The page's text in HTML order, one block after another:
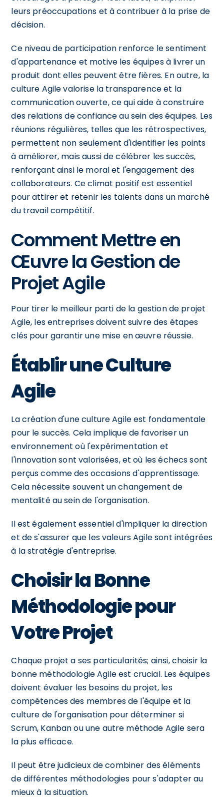
leurs préoccupations et à contribuer à la prise de
décision.
Ce niveau de participation renforce le sentiment
d'appartenance et motive les équipes à livrer un
produit dont elles peuvent être fières. En outre, la
culture Agile valorise la transparence et la
communication ouverte, ce qui aide à construire
des relations de confiance au sein des équipes. Les
réunions régulières, telles que les rétrospectives,
permettent non seulement d'identifier les points
à améliorer, mais aussi de célébrer les succès,
renforçant ainsi le moral et l'engagement des
collaborateurs. Ce climat positif est essentiel
pour attirer et retenir les talents dans un marché
du travail compétitif.
Comment Mettre en
Œuvre la Gestion de
Projet Agile
Pour tirer le meilleur parti de la gestion de projet
Agile, les entreprises doivent suivre des étapes
clés pour garantir une mise en œuvre réussie.
Établir une Culture
Agile
La création d'une culture Agile est fondamentale
pour le succès. Cela implique de favoriser un
environnement où l'expérimentation et
l'innovation sont valorisées, et où les échecs sont
perçus comme des occasions d'apprentissage.
Cela nécessite souvent un changement de
mentalité au sein de l'organisation.
Il est également essentiel d'impliquer la direction
et de s'assurer que les valeurs Agile sont intégrées
à la stratégie d'entreprise.
Choisir la Bonne
Méthodologie pour
Votre Projet
Chaque projet a ses particularités; ainsi, choisir la
bonne méthodologie Agile est crucial. Les équipes
doivent évaluer les besoins du projet, les
compétences des membres de l'équipe et la
culture de l'organisation pour déterminer si
Scrum, Kanban ou une autre méthode Agile sera
la plus efficace.
Il peut être judicieux de combiner des éléments
de différentes méthodologies pour s'adapter au
mieux à la situation.